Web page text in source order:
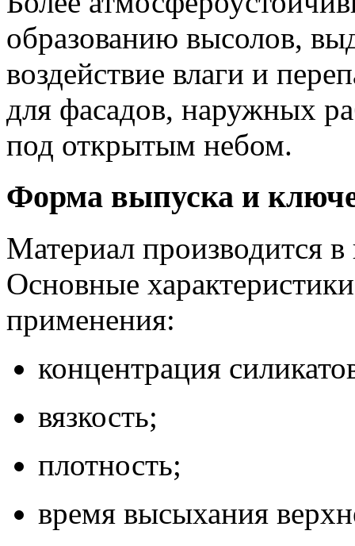
образованию высолов,
воздействие влаги и
для фасадов, наружных
под открытым небом.
Форма выпуска и
Материал производится
Основные
применения:
концентрация
вязкость;
плотность;
время высыхания